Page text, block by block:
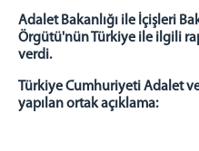
GÖRÜNTÜLÜ HABER
İLETİŞİM
Adalet Bakanlığı ile İçişleri
Örgütü'nün Türkiye ile ilgili
verdi.
Türkiye Cumhuriyeti Adalet
yapılan ortak açıklama: